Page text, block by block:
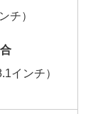
チ）
インチ）